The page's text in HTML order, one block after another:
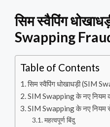
सिम स्वैपिंग
Swapping
Table of Contents
सिम स्वैपिंग धोखाधड़ी (SIM
SIM Swapping के नए नियम
SIM Swapping के नए नियम से
महत्वपूर्ण बिंदु